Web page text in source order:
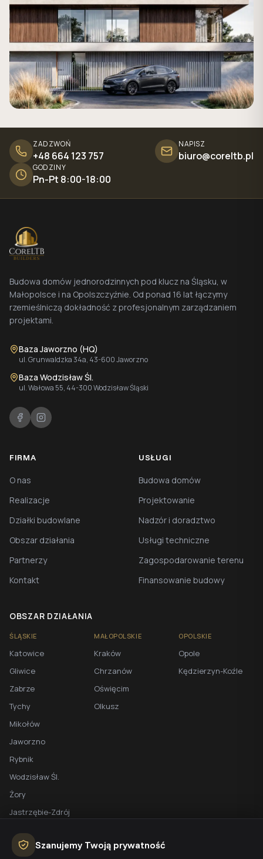
ZADZWOŃ
+48 664 123 757
NAPISZ
biuro@coreltb.pl
GODZINY
Pn-Pt 8:00-18:00
Budowa domów jednorodzinnych pod klucz na Śląsku, w
Małopolsce i na Opolszczyźnie. Od ponad 16 lat łączymy
rzemieślniczą dokładność z profesjonalnym zarządzaniem
projektami.
Baza Jaworzno (HQ)
ul. Grunwaldzka 34a, 43-600 Jaworzno
Baza Wodzisław Śl.
ul. Wałowa 55, 44-300 Wodzisław Śląski
FIRMA
O nas
Realizacje
Działki budowlane
Obszar działania
Partnerzy
Kontakt
USŁUGI
Budowa domów
Projektowanie
Nadzór i doradztwo
Usługi techniczne
Zagospodarowanie terenu
Finansowanie budowy
OBSZAR DZIAŁANIA
ŚLĄSKIE
Katowice
Gliwice
Zabrze
Tychy
Mikołów
Jaworzno
Rybnik
Wodzisław Śl.
Żory
Jastrzębie-Zdrój
MAŁOPOLSKIE
Kraków
Chrzanów
Oświęcim
Olkusz
OPOLSKIE
Opole
Kędzierzyn-Koźle
Szanujemy Twoją prywatność